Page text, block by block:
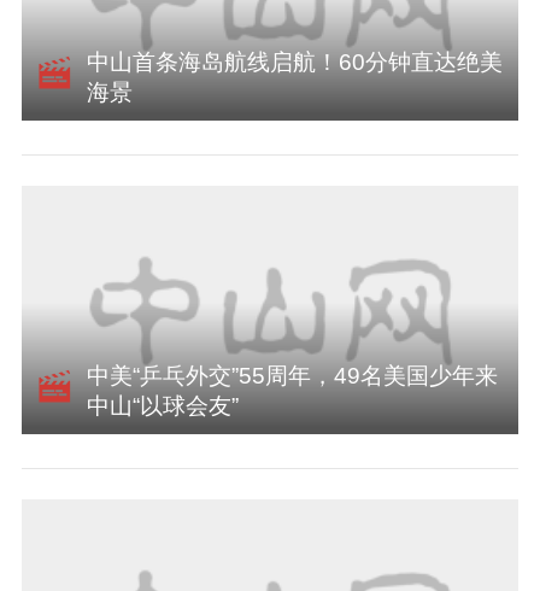
中山首条海岛航线启航！60分钟直达绝美
海景
中美“乒乓外交”55周年，49名美国少年来
中山“以球会友”